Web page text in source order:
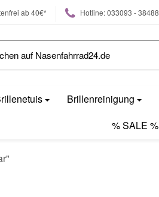
ab 40€* Hotline: 033093 - 38488
Brillenreinigung
% SALE %